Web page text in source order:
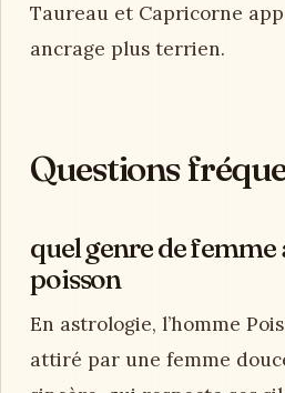
Taureau et Capricorne
ancrage plus terrien.
Questions
quel genre de
poisson
En astrologie, l’homme
attiré par une femme